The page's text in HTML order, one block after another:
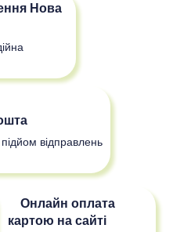
Нова
відправлень
Онлайн оплата
картою на сайті